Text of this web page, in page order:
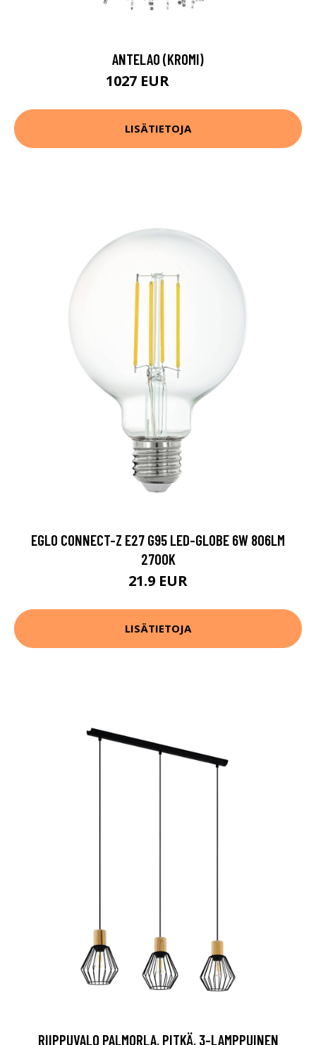
ANTELAO (KROMI)
1027 EUR
LISÄTIETOJA
EGLO CONNECT-Z E27 G95 LED-GLOBE 6W 806LM
2700K
21.9 EUR
LISÄTIETOJA
RIIPPUVALO PALMORLA, PITKÄ, 3-LAMPPUINEN